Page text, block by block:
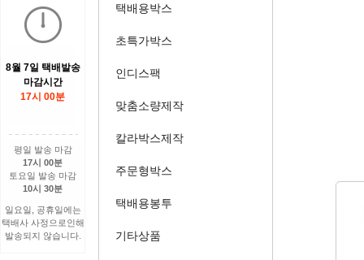
8월 7일 택배발송
마감시간
17시 00분
평일 발송 마감
17시 00분
토요일 발송 마감
10시 30분
일요일, 공휴일에는
택배사 사정으로인해
발송되지 않습니다.
택배용박스
초특가박스
인디스팩
맞춤소량제작
칼라박스제작
주문형박스
택배용봉투
기타상품